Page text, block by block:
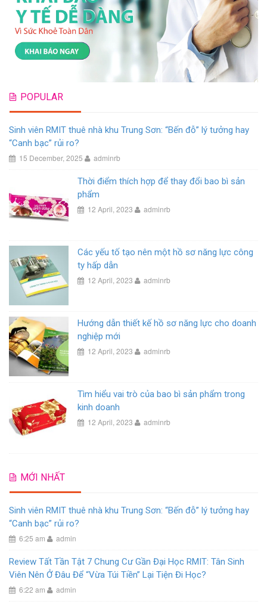
POPULAR
Sinh viên RMIT thuê nhà khu Trung Sơn: “Bến đỗ” lý tưởng hay
“Canh bạc” rủi ro?
15 December, 2025 adminrb
Thời điểm thích hợp để thay đổi bao bì sản
phẩm
12 April, 2023 adminrb
Các yếu tố tạo nên một hồ sơ năng lực công
ty hấp dẫn
12 April, 2023 adminrb
Hướng dẫn thiết kế hồ sơ năng lực cho doanh
nghiệp mới
12 April, 2023 adminrb
Tìm hiểu vai trò của bao bì sản phẩm trong
kinh doanh
12 April, 2023 adminrb
MỚI NHẤT
Sinh viên RMIT thuê nhà khu Trung Sơn: “Bến đỗ” lý tưởng hay
“Canh bạc” rủi ro?
6:25 am admin
Review Tất Tần Tật 7 Chung Cư Gần Đại Học RMIT: Tân Sinh
Viên Nên Ở Đâu Để “Vừa Túi Tiền” Lại Tiện Đi Học?
6:22 am admin